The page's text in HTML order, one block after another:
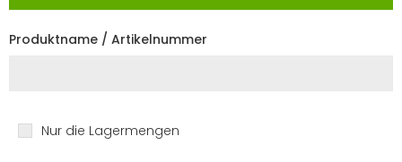
Produktname / Artikelnummer
Nur die Lagermengen